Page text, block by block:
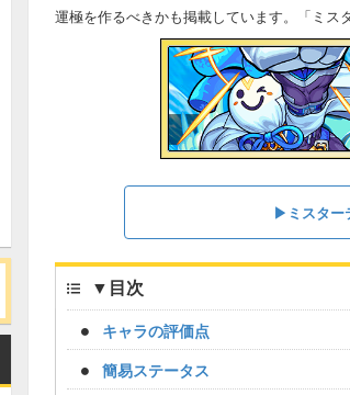
運極を作るべきかも掲載しています。「ミス
▶ミスター
▼ 目次
キャラの評価点
簡易ステータス